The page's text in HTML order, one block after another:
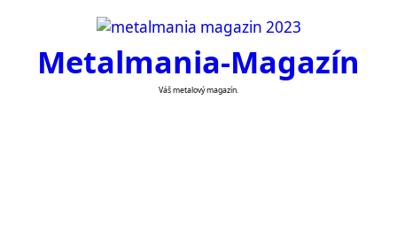
contentMetalmania-Magazín
Váš metalový magazín.